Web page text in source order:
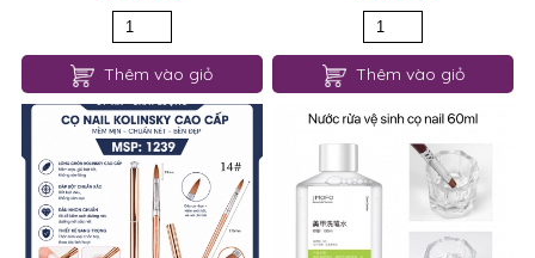
Thêm vào giỏ Thêm vào giỏ